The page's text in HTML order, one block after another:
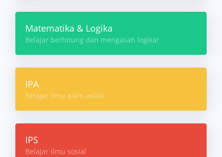
Matematika & Logika
Belajar berhitung dan mengasah logika!
IPA
Belajar ilmu alam asiiik!
IPS
Belajar ilmu sosial